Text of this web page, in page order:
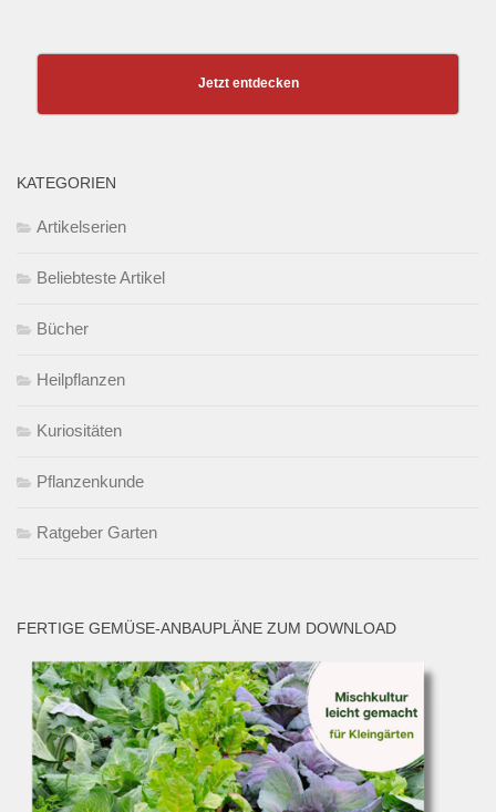
Jetzt entdecken
KATEGORIEN
Artikelserien
Beliebteste Artikel
Bücher
Heilpflanzen
Kuriositäten
Pflanzenkunde
Ratgeber Garten
FERTIGE GEMÜSE-ANBAUPLÄNE ZUM DOWNLOAD